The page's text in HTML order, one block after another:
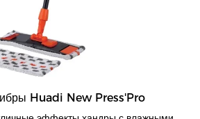
Huadi New Press'Pro